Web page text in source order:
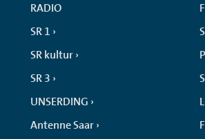
RADIO
SR 1
SR kultur
SR 3
UNSERDING
Antenne Saar